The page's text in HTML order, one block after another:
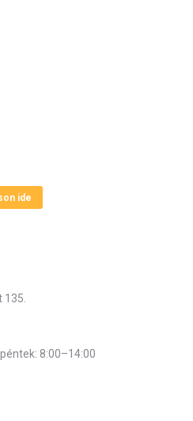
ide
8:00–14:00